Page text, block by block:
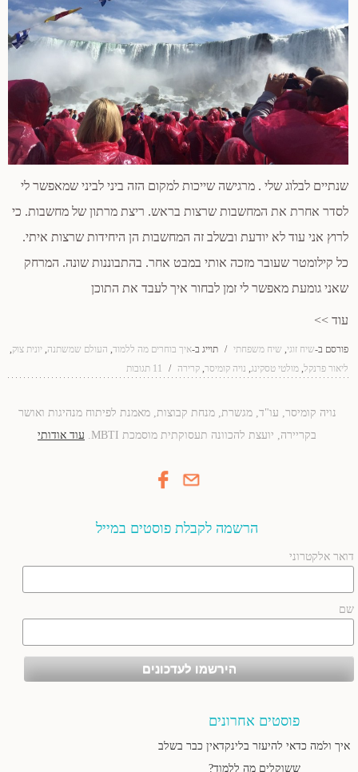
שנתיים לבלוג שלי . מרגישה שייכות למקום הזה ביני לביני שמאפשר לי
לסדר אחרת את המחשבות שרצות בראש. ריצת מרתון של מחשבות. כי
לרוץ אני עוד לא יודעת ובשלב זה המחשבות הן היחידות שרצות איתי.
כל קילומטר שעובר מזכה אותי במבט אחר. בהתבוננות שונה. המרחק
שאני גומעת מאפשר לי זמן לבחור איך לעבד את התוכן
עוד >>
פורסם ב-שיח זוגי, שיח משפחתי / תוייג ב-איך בוחרים מה ללמוד, העולם שמשתנה, יונית צוק,
ליאור פרנקל, מולטי טסקינג, נויה קומיסר, קרירה / 11 תגובות
נויה קומיסר, עו"ד, מגשרת, מנחת קבוצות, מאמנת לפיתוח מנהיגות ואושר
בקריירה, יועצת להכוונה תעסוקתית מוסמכת MBTI.
עוד אודותי
הרשמה לקבלת פוסטים במייל
דואר אלקטרוני
שם
פוסטים אחרונים
איך ולמה כדאי להיעזר בלינקדאין כבר בשלב
ששוקלים מה ללמוד?